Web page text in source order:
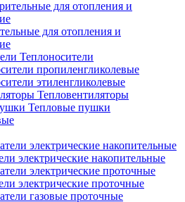
для отопления и
Теплоносители
пропиленгликолевые
этиленгликолевые
Тепловентиляторы
Тепловые пушки
электрические накопительные
электрические проточные